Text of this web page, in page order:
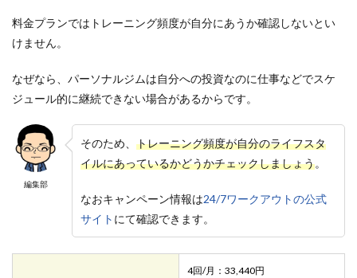
料金プランではトレーニング頻度が自分にあうか確認しないとい
けません。
なぜなら、パーソナルジムは自分への投資なのに仕事などでスケ
ジュール的に継続できない場合があるからです。
編集部
そのため、 トレーニング頻度が自分のライフスタ
イルにあっているかどうかチェックしましょう。
なおキャンペーン情報は24/7ワークアウトの公式
サイト にて確認できます。
4回/月：33,440円